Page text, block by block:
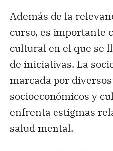
Además de la
curso, es importante
cultural en el que se
de iniciativas. La
marcada por
socioeconómicos y
enfrenta estigmas
salud mental.